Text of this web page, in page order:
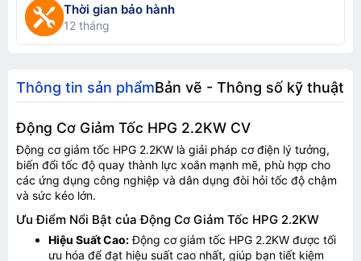
Thời gian bảo hành
12 tháng
Thông tin sản phẩmBản vẽ - Thông số kỹ thuật
Động Cơ Giảm Tốc HPG 2.2KW CV
Động cơ giảm tốc HPG 2.2KW là giải pháp cơ điện lý tưởng,
biến đổi tốc độ quay thành lực xoắn mạnh mẽ, phù hợp cho
các ứng dụng công nghiệp và dân dụng đòi hỏi tốc độ chậm
và sức kéo lớn.
Ưu Điểm Nổi Bật của Động Cơ Giảm Tốc HPG 2.2KW
Hiệu Suất Cao:Động cơ giảm tốc HPG 2.2KW được tối
ưu hóa để đạt hiệu suất cao nhất, giúp bạn tiết kiệm